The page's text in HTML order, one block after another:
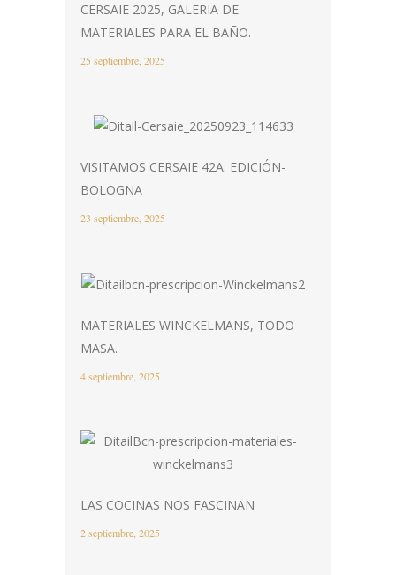
CERSAIE 2025, GALERIA DE
MATERIALES PARA EL BAÑO.
25 septiembre, 2025
VISITAMOS CERSAIE 42A. EDICIÓN-
BOLOGNA
23 septiembre, 2025
MATERIALES WINCKELMANS, TODO
MASA.
4 septiembre, 2025
LAS COCINAS NOS FASCINAN
2 septiembre, 2025